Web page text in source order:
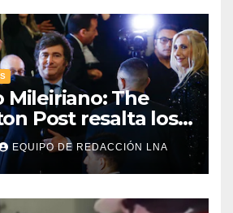
Mileiriano: The
Post resalta los
de la economía de
como «El
de Argentina
EQUIPO DE REDACCIÓN LNA